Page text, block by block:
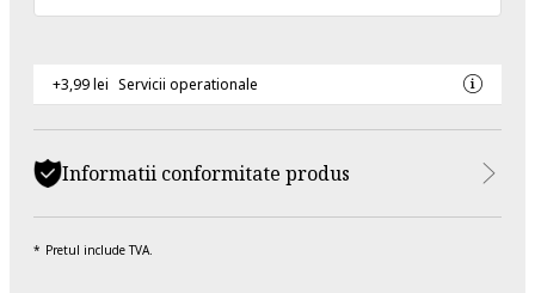
+3,99 lei Servicii operationale
Informatii conformitate produs
Pretul include TVA.